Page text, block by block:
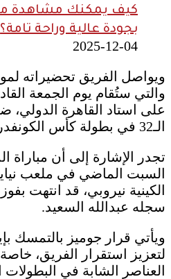
كيف يمكنك مشاهدة
بجودة عالية وراحة تامة؟
2025-12-04
ويواصل الفريق تحضيراته
والتي ستُقام يوم الجمعة
على استاد القاهرة الدولي،
الـ32 في بطولة كأس الكونفدرالية.
تجدر الإشارة إلى أن مباراة
السبت الماضي في ملعب
الكينية نيروبي، قد انتهت
سجله عبدالله السعيد.
ويأتي قرار جوميز بالتمسك
لتعزيز استقرار الفريق،
العناصر الشابة في البطولات